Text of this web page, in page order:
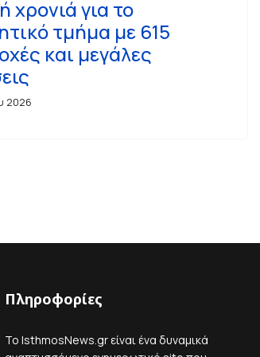
χρονιά για το
τμήμα με 615
και μεγάλες
2026
Πληροφορίες
Το IsthmosNews.gr είναι ένα δυναμικά